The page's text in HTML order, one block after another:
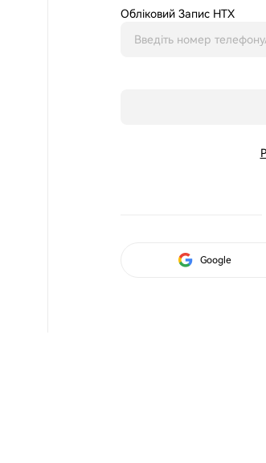
Обліковий Запис HTX
Google